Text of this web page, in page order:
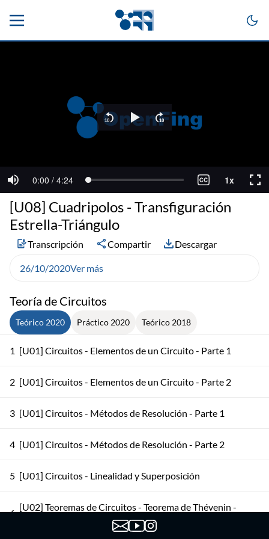
Teoría de Circuitos
Teórico 2020 Práctico 2020 Teórico 2018
1 [U01] Circuitos - Elementos de un Circuito - Parte 1
2 [U01] Circuitos - Elementos de un Circuito - Parte 2
3 [U01] Circuitos - Métodos de Resolución - Parte 1
4 [U01] Circuitos - Métodos de Resolución - Parte 2
5 [U01] Circuitos - Linealidad y Superposición
6 [U02] Teoremas de Circuitos - Teorema de Thévenin -
[U08] Cuadripolos - Transfiguración
Estrella-Triángulo
Transcripción Compartir Descargar
26/10/2020Ver más